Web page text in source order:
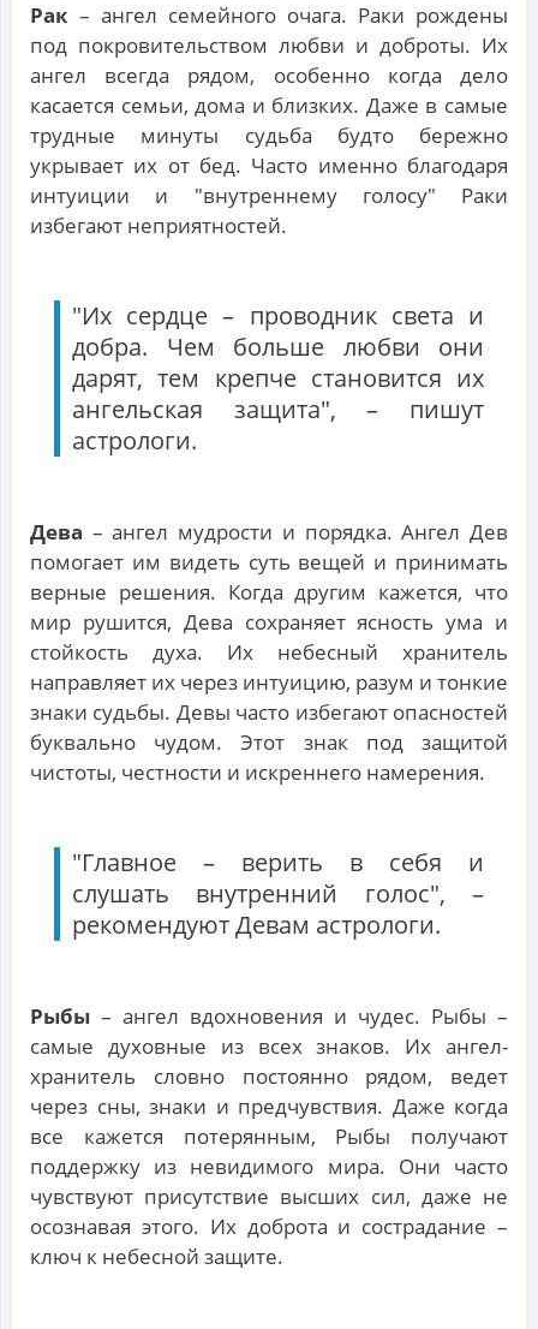
Рак – ангел семейного очага. Раки рождены
под покровительством любви и доброты. Их
ангел всегда рядом, особенно когда дело
касается семьи, дома и близких. Даже в самые
трудные минуты судьба будто бережно
укрывает их от бед. Часто именно благодаря
интуиции и "внутреннему голосу" Раки
избегают неприятностей.
"Их сердце – проводник света и
добра. Чем больше любви они
дарят, тем крепче становится их
ангельская защита", – пишут
астрологи.
Дева – ангел мудрости и порядка. Ангел Дев
помогает им видеть суть вещей и принимать
верные решения. Когда другим кажется, что
мир рушится, Дева сохраняет ясность ума и
стойкость духа. Их небесный хранитель
направляет их через интуицию, разум и тонкие
знаки судьбы. Девы часто избегают опасностей
буквально чудом. Этот знак под защитой
чистоты, честности и искреннего намерения.
"Главное – верить в себя и
слушать внутренний голос", –
рекомендуют Девам астрологи.
Рыбы – ангел вдохновения и чудес. Рыбы –
самые духовные из всех знаков. Их ангел-
хранитель словно постоянно рядом, ведет
через сны, знаки и предчувствия. Даже когда
все кажется потерянным, Рыбы получают
поддержку из невидимого мира. Они часто
чувствуют присутствие высших сил, даже не
осознавая этого. Их доброта и сострадание –
ключ к небесной защите.